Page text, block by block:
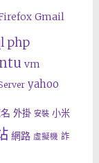
Gmail
php
vm
yahoo
外掛 安裝 小米
網路 虛擬機 詐